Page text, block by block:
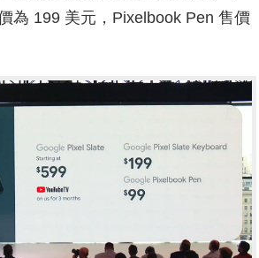
為 199 美元，Pixelbook Pen 售價